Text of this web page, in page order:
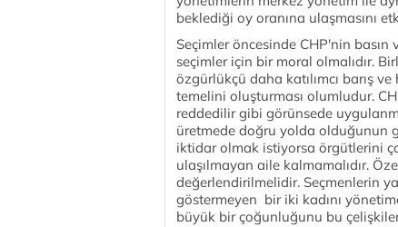
beklediği oy oranına ulaşmasını
Seçimler öncesinde CHP'nin basın
seçimler için bir moral olmalıdır.
özgürlükçü daha katılımcı barış
temelini oluşturması olumludur.
reddedilir gibi görünsede
üretmede doğru yolda olduğunun
iktidar olmak istiyorsa örgütlerini
ulaşılmayan aile kalmamalıdır.
değerlendirilmelidir. Seçmenlerin
göstermeyen bir iki kadını
büyük bir çoğunluğunu bu